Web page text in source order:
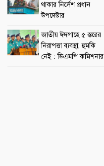
থাকার নির্দেশ প্রধান
উপদেষ্টার
জাতীয় ঈদগাহে ৫ স্তরের
নিরাপত্তা ব্যবস্থা, হুমকি
নেই : ডিএমপি কমিশনার